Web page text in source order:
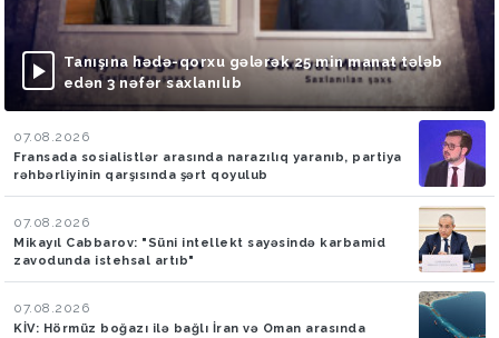
Tanışına hədə-qorxu gələrək 25 min manat tələb
edən 3 nəfər saxlanılıb
07.08.2026
Fransada sosialistlər arasında narazılıq yaranıb, partiya
rəhbərliyinin qarşısında şərt qoyulub
07.08.2026
Mikayıl Cabbarov: "Süni intellekt sayəsində karbamid
zavodunda istehsal artıb"
07.08.2026
KİV: Hörmüz boğazı ilə bağlı İran və Oman arasında